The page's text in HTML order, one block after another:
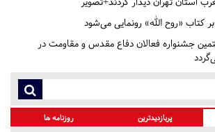
کتاب «روح الله» رونمایی می‌شود
جشنواره فعالان دفاع مقدس و مقاومت در
پربازدیدترین روزنامه ها